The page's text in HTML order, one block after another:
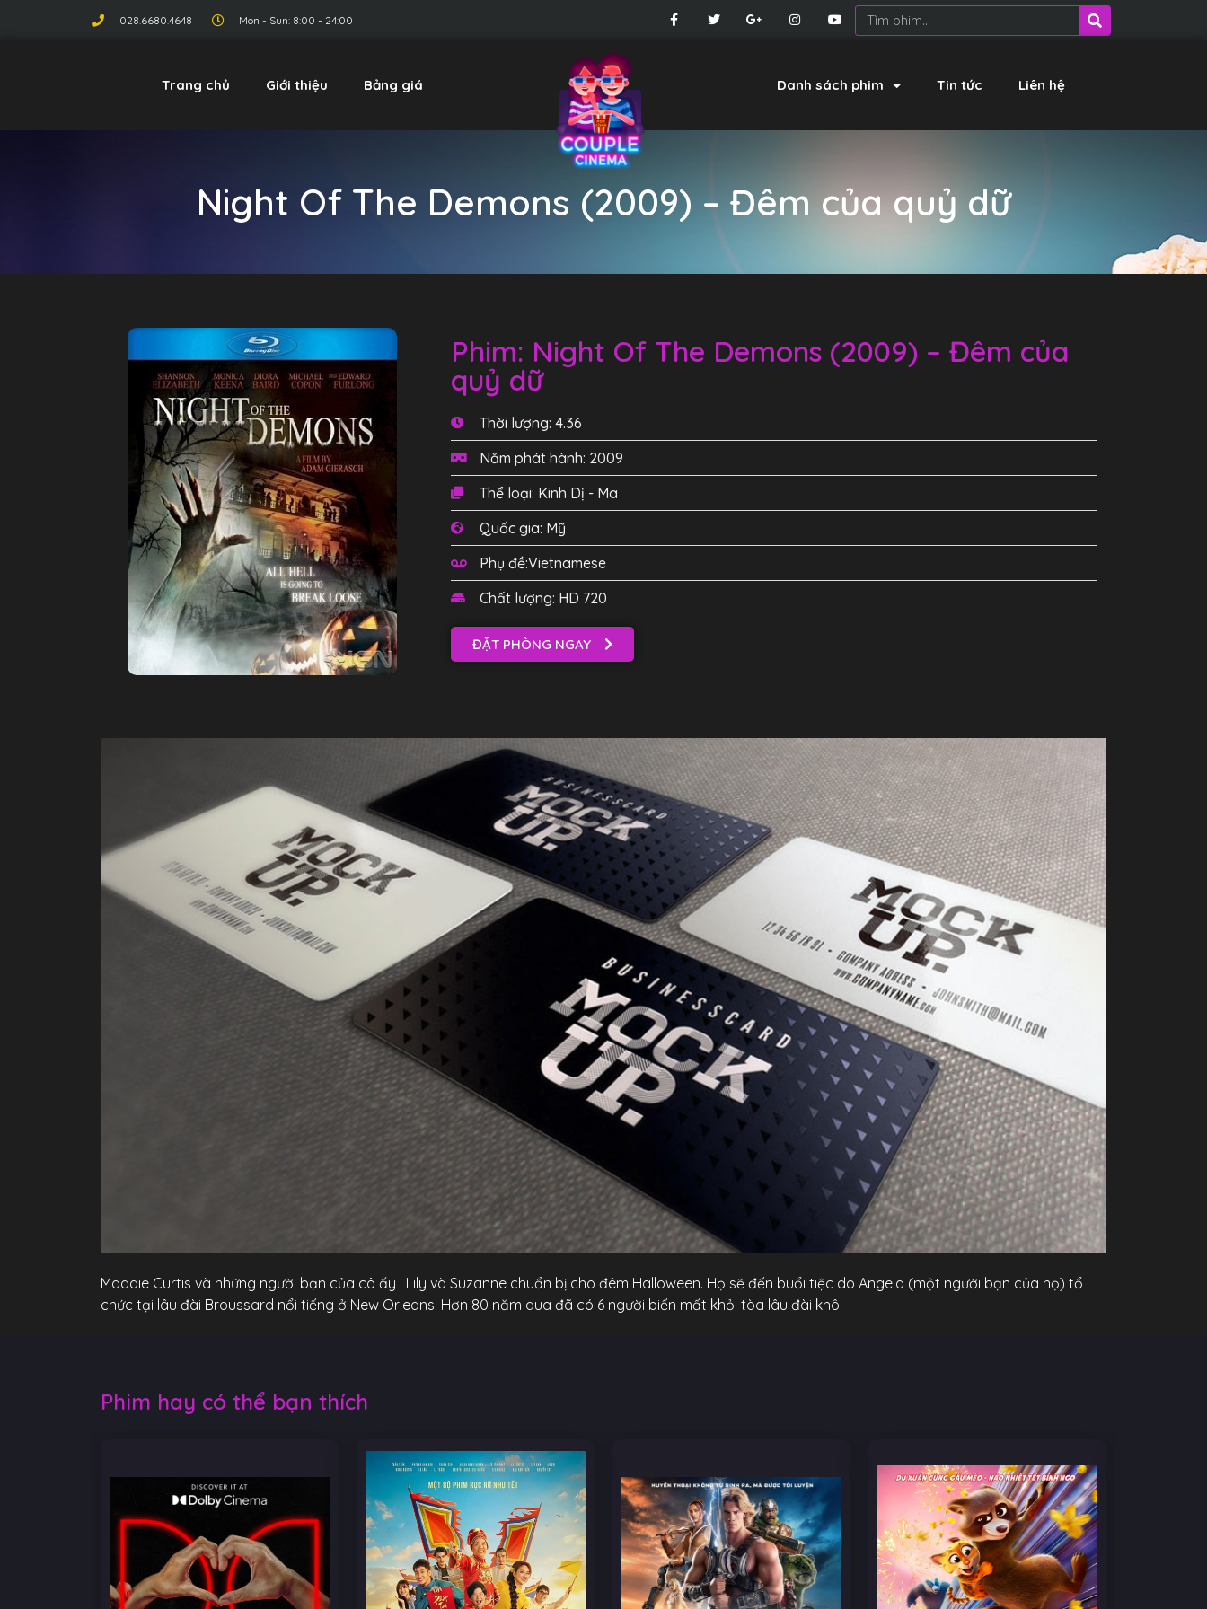
028.6680.4648 Mon - Sun: 8:00 - 24:00
Trang chủ Giới thiệu Bảng giá Danh sách phim Tin tức Liên hệ
Night Of The Demons (2009) – Đêm của quỷ dữ
Phim: Night Of The Demons (2009) – Đêm của
quỷ dữ
Thời lượng: 4.36
Năm phát hành: 2009
Thể loại: Kinh Dị - Ma
Quốc gia: Mỹ
Phụ đề:Vietnamese
Chất lượng: HD 720
ĐẶT PHÒNG NGAY
Maddie Curtis và những người bạn của cô ấy : Lily và Suzanne chuẩn bị cho đêm Halloween. Họ sẽ đến buổi tiệc do Angela (một người bạn của họ) tổ
chức tại lâu đài Broussard nổi tiếng ở New Orleans. Hơn 80 năm qua đã có 6 người biến mất khỏi tòa lâu đài khô
Phim hay có thể bạn thích